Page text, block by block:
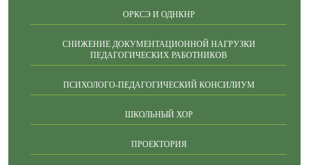
ОРКСЭ И ОДНКНР
СНИЖЕНИЕ ДОКУМЕНТАЦИОННОЙ НАГРУЗКИ
ПЕДАГОГИЧЕСКИХ РАБОТНИКОВ
ПСИХОЛОГО-ПЕДАГОГИЧЕСКИЙ КОНСИЛИУМ
ШКОЛЬНЫЙ ХОР
ПРОЕКТОРИЯ